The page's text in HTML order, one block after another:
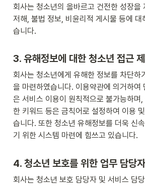
회사는 청소년의 올바르고 건전한 성장을
저해, 불법 정보, 비윤리적 게시물 등에 대
습니다.
3. 유해정보에 대한 청소년 접근
회사는 청소년에게 유해한 정보를 차단하
을 마련하였습니다. 이용약관에 의거하여
은 서비스 이용이 원칙적으로 불가능하며
한 키워드 등은 금칙어로 설정하여 이용
습니다. 또한 청소년 유해정보를 더욱 신
기 위한 시스템 마련에 힘쓰고 있습니다.
4. 청소년 보호를 위한 업무 담당
회사는 청소년 보호 담당자 및 서비스 담